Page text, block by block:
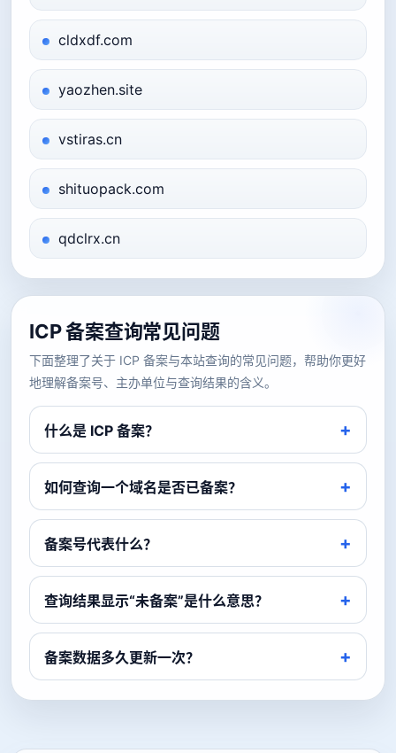
cldxdf.com
yaozhen.site
vstiras.cn
shituopack.com
qdclrx.cn
ICP 备案查询常见问题
下面整理了关于 ICP 备案与本站查询的常见问题，帮助你更好
地理解备案号、主办单位与查询结果的含义。
什么是 ICP 备案？
如何查询一个域名是否已备案？
备案号代表什么？
查询结果显示“未备案”是什么意思？
备案数据多久更新一次？